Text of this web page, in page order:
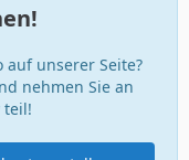
auf unserer Seite?
nehmen Sie an
teil!